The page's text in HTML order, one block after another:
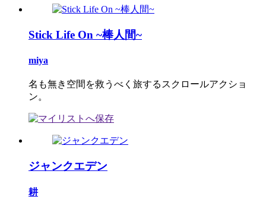
Stick Life On ~棒人間~
miya
名も無き空間を救うべく旅するスクロールアクショ
ン。
ジャンクエデン
耕